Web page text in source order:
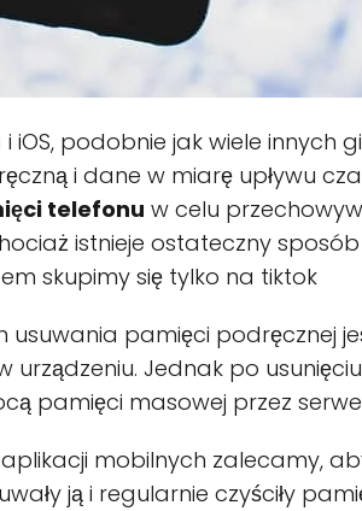
podobnie jak wiele innych
i dane w miarę upływu
telefonu w celu
istnieje ostateczny
skupimy się tylko na tiktok
pamięci podręcznej
Jednak po
pamięci masowej przez
mobilnych zalecamy,
ją i regularnie czyściły